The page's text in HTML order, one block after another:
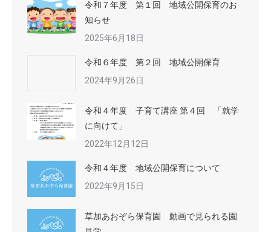
令和７年度 第１回 地域公開保育のお
知らせ
2025年6月18日
令和６年度 第２回 地域公開保育
2024年9月26日
令和４年度 子育て講座 第４回 「就学
に向けて」
2022年12月12日
令和４年度 地域公開保育について
2022年9月15日
草加あおぞら保育園 動画で見られる園